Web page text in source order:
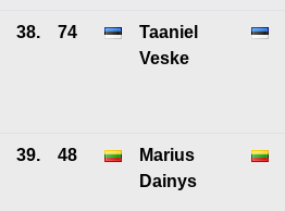
38. 74
Taaniel
Veske
39. 48
Marius
Dainys